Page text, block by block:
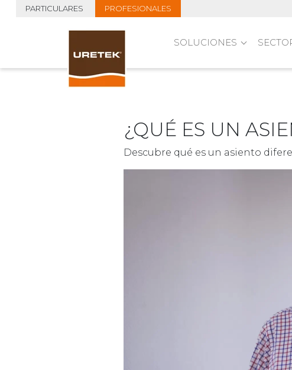
PARTICULARES PROFESIONALES
SOLUCIONES
¿QUÉ ES UN
Descubre qué es un asiento